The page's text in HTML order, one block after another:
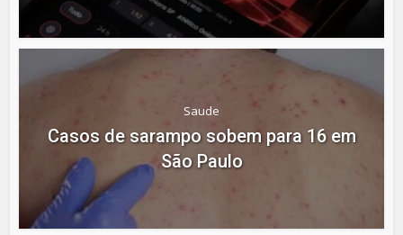
Saude
Casos de sarampo sobem para 16 em
São Paulo